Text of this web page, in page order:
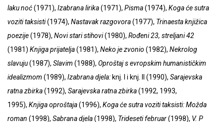
laku noć(1971), Izabrana lirika(1971), Pisma(1974), Koga će sutra
voziti taksisti(1974), Nastavakrazgovora(1977), Trinaesta knjižica
poezije(1978), Novi stari stihovi(1980), Rođeni 23, streljani 42
(1981) Knjiga prijatelja(1981), Neko je zvonio (1982), Nekrolog
slavuju(1987), Slavim (1988), Oproštaj s evropskim humanističkim
idealizmom (1989), Izabrana djela: knj. I i knj. II (1990), Sarajevska
ratna zbirka(1992), Sarajevska ratna zbirka(1992, 1993,
1995), Knjiga oproštaja(1996), Koga će sutra voziti taksisti: Možda
roman (1998), Sabrana djela(1998), Trideseti februar(1998), V. P